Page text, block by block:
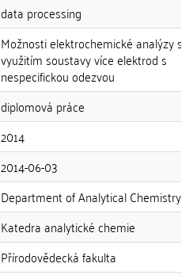
data processing
Možnosti elektrochemické analýzy s
využitím soustavy více elektrod s
nespecifickou odezvou
diplomová práce
2014
2014-06-03
Department of Analytical Chemistry
Katedra analytické chemie
Přírodovědecká fakulta